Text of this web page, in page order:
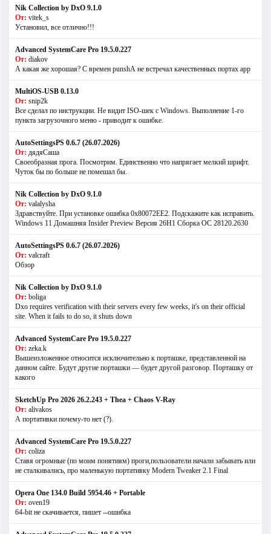
Nik Collection by DxO 9.1.0
От: vitek_s
Установил, все отлично!!!
Advanced SystemCare Pro 19.5.0.227
От: diakov
А какая же хорошая? С времен punshА не встречал качественных портах app
MultiOS-USB 0.13.0
От: snip2k
Все сделал по инструкции. Не видит ISO-шек с Windows. Выполнение 1-го
пункта загрузочного меню - приводит к ошибке.
AutoSettingsPS 0.6.7 (26.07.2026)
От: дядяСаша
Своеобразная прога. Посмотрим. Единственно что напрягает мелкий шрифт.
Чуток бы по больше не помешал бы.
Nik Collection by DxO 9.1.0
От: valalysha
Здравствуйте. При установке ошибка 0х80072EE2. Подскажите как исправить.
Windows 11 Домашняя Insider Preview Версия 26H1 Сборка ОС 28120.2630
AutoSettingsPS 0.6.7 (26.07.2026)
От: valcraft
Обзор
Nik Collection by DxO 9.1.0
От: boliga
Dxo requires verification with their servers every few weeks, it's on their official
site. When it fails to do so, it shuts down
Advanced SystemCare Pro 19.5.0.227
От: zeka.k
Вышеизложенное относится исключительно к порташке, представленной на
данном сайте. Будут другие порташки — будет другой разговор. Порташку от
какого
SketchUp Pro 2026 26.2.243 + Thea + Chaos V-Ray
От: alivakos
А портативки почему-то нет (?).
Advanced SystemCare Pro 19.5.0.227
От: coliza
Ставя огромные (по моим понятиям) проги,пользователи начали забывать или
не сталкивались, про маленькую портативку Modern Tweaker 2.1 Final
Opera One 134.0 Build 5954.46 + Portable
От: oven19
64-bit не скачивается, пишет --ошибка